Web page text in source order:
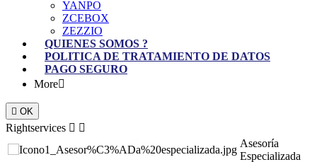
YANPO
ZCEBOX
ZEZZIO
QUIENES SOMOS ?
POLITICA DE TRATAMIENTO DE DATOS
PAGO SEGURO
More
 OK
Rightservices  
Asesoría
Especializada